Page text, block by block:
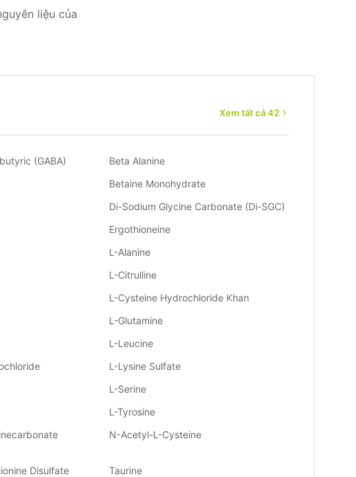
liệu của
Xem tất cả 42
(GABA)
Beta Alanine
Betaine Monohydrate
Di-Sodium Glycine Carbonate (Di-SGC)
Ergothioneine
L-Alanine
L-Citrulline
L-Cysteine Hydrochloride Khan
L-Glutamine
L-Leucine
L-Lysine Sulfate
L-Serine
L-Tyrosine
N-Acetyl-L-Cysteine
Disulfate
Taurine